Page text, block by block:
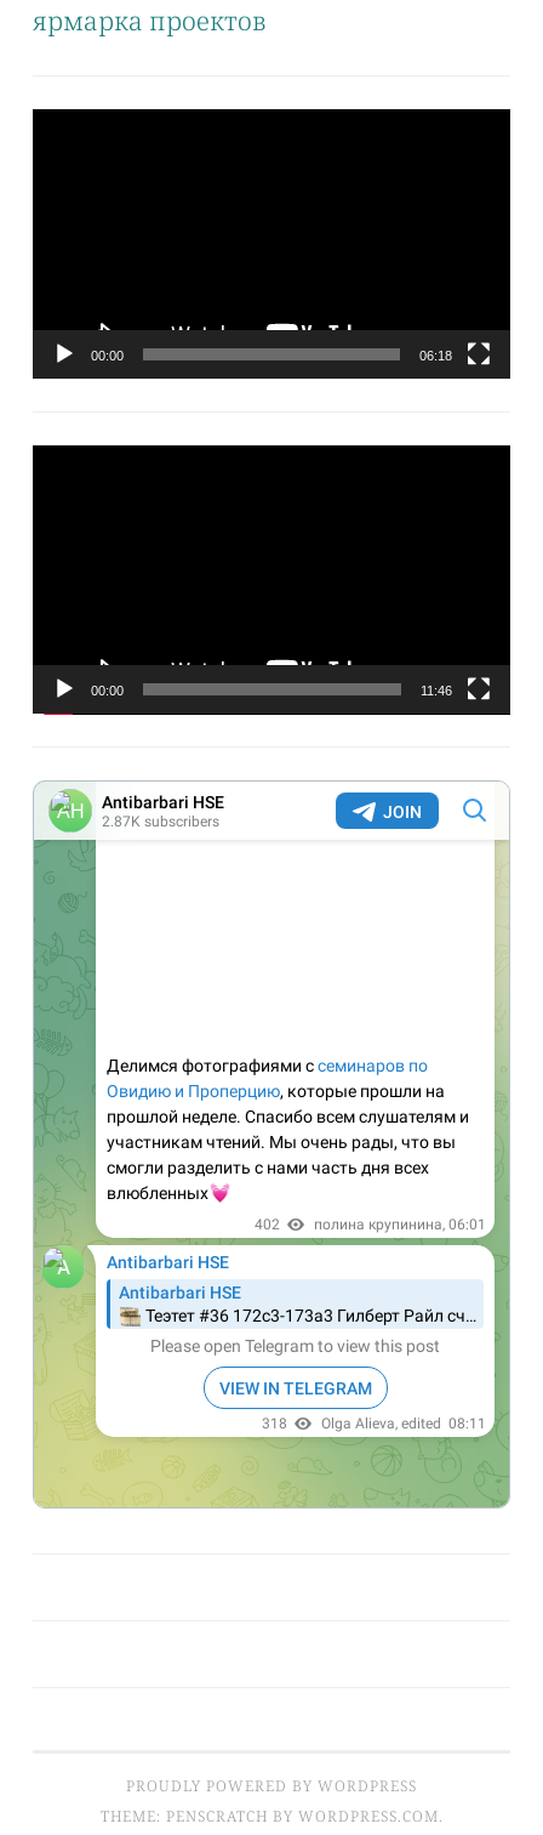
ярмарка проектов
00:00 06:18
00:00 11:46
PROUDLY POWERED BY WORDPRESS
THEME: PENSCRATCH BY WORDPRESS.COM.